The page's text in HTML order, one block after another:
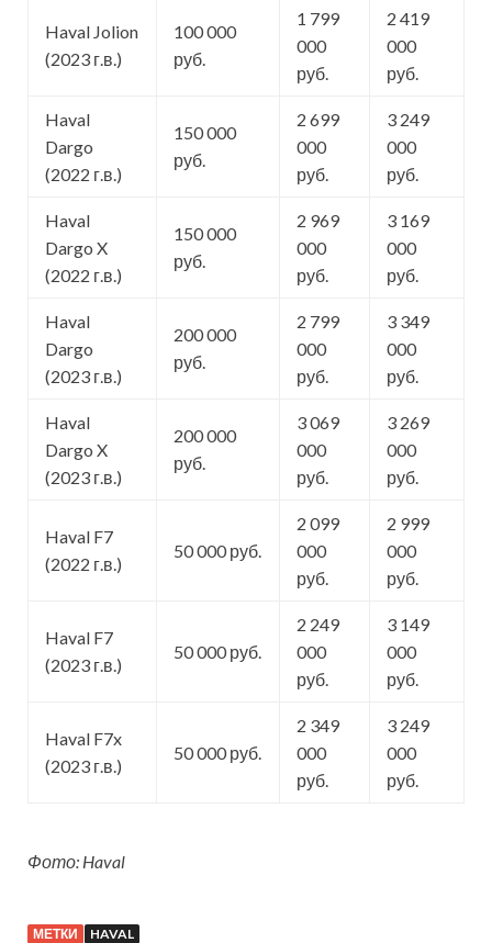
Haval Jolion
(2023 г.в.)
100 000
руб.
1 799
000
руб.
2 419
000
руб.
Haval
Dargo
(2022 г.в.)
150 000
руб.
2 699
000
руб.
3 249
000
руб.
Haval
Dargo X
(2022 г.в.)
150 000
руб.
2 969
000
руб.
3 169
000
руб.
Haval
Dargo
(2023 г.в.)
200 000
руб.
2 799
000
руб.
3 349
000
руб.
Haval
Dargo X
(2023 г.в.)
200 000
руб.
3 069
000
руб.
3 269
000
руб.
Haval F7
(2022 г.в.)
50 000 руб.
2 099
000
руб.
2 999
000
руб.
Haval F7
(2023 г.в.)
50 000 руб.
2 249
000
руб.
3 149
000
руб.
Haval F7x
(2023 г.в.)
50 000 руб.
2 349
000
руб.
3 249
000
руб.
Фото: Haval
МЕТКИ HAVAL